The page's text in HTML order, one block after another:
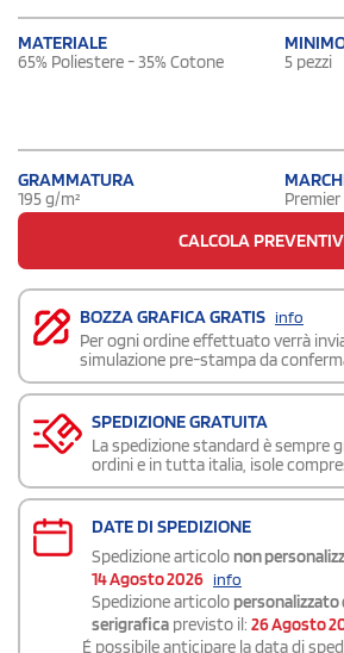
MATERIALE
65% Poliestere - 35% Cotone 5 pezzi
GRAMMATURA
195 g/m² Premier
CALCOLA
BOZZA GRAFICA GRATIS info
Per ogni ordine effettuato verrà
simulazione pre-stampa da
SPEDIZIONE GRATUITA
La spedizione standard è
ordini e in tutta italia, isole
DATE DI SPEDIZIONE
Spedizione articolo non
14 Agosto 2026 info
Spedizione articolo
serigrafica previsto il: 26 Agosto
É possibileanticipare la data di